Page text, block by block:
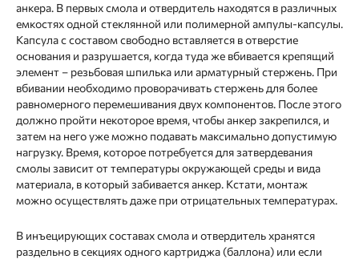
анкера. В первых смола и отвердитель находятся в различных
емкостях одной стеклянной или полимерной ампулы-капсулы.
Капсула с составом свободно вставляется в отверстие
основания и разрушается, когда туда же вбивается крепящий
элемент – резьбовая шпилька или арматурный стержень. При
вбивании необходимо проворачивать стержень для более
равномерного перемешивания двух компонентов. После этого
должно пройти некоторое время, чтобы анкер закрепился, и
затем на него уже можно подавать максимально допустимую
нагрузку. Время, которое потребуется для затвердевания
смолы зависит от температуры окружающей среды и вида
материала, в который забивается анкер. Кстати, монтаж
можно осуществлять даже при отрицательных температурах.
В инъецирующих составах смола и отвердитель хранятся
раздельно в секциях одного картриджа (баллона) или если